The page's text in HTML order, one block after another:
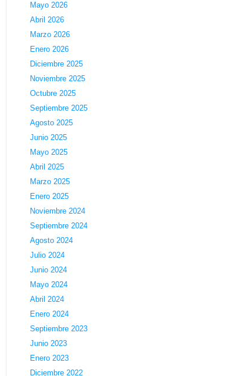
Mayo 2026
Abril 2026
Marzo 2026
Enero 2026
Diciembre 2025
Noviembre 2025
Octubre 2025
Septiembre 2025
Agosto 2025
Junio 2025
Mayo 2025
Abril 2025
Marzo 2025
Enero 2025
Noviembre 2024
Septiembre 2024
Agosto 2024
Julio 2024
Junio 2024
Mayo 2024
Abril 2024
Enero 2024
Septiembre 2023
Junio 2023
Enero 2023
Diciembre 2022